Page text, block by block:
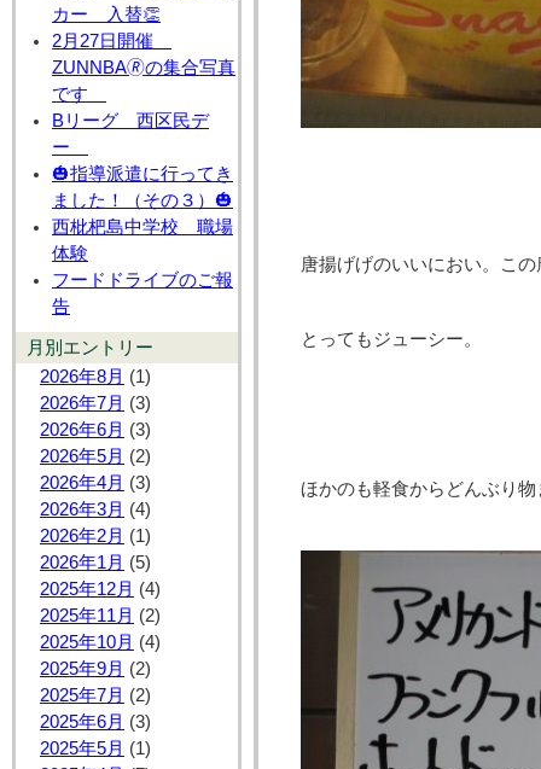
カー 入替👏
2月27日開催
ZUNNBA🄬の集合写真
です
Bリーグ 西区民デ
ー
🎃指導派遣に行ってき
ました！（その３）🎃
西枇杷島中学校 職場
体験
フードドライブのご報
告
月別エントリー
2026年8月 (1)
2026年7月 (3)
2026年6月 (3)
2026年5月 (2)
2026年4月 (3)
2026年3月 (4)
2026年2月 (1)
2026年1月 (5)
2025年12月 (4)
2025年11月 (2)
2025年10月 (4)
2025年9月 (2)
2025年7月 (2)
2025年6月 (3)
2025年5月 (1)
唐揚げげのいいにおい。こ
とってもジューシー。
ほかのも軽食からどんぶり